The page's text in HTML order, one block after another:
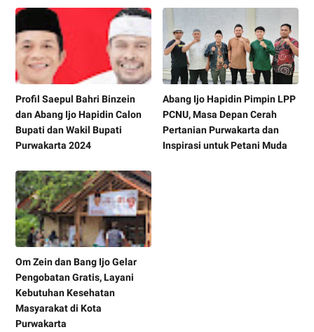
Profil Saepul Bahri Binzein
dan Abang Ijo Hapidin Calon
Bupati dan Wakil Bupati
Purwakarta 2024
Abang Ijo Hapidin Pimpin LPP
PCNU, Masa Depan Cerah
Pertanian Purwakarta dan
Inspirasi untuk Petani Muda
Om Zein dan Bang Ijo Gelar
Pengobatan Gratis, Layani
Kebutuhan Kesehatan
Masyarakat di Kota
Purwakarta